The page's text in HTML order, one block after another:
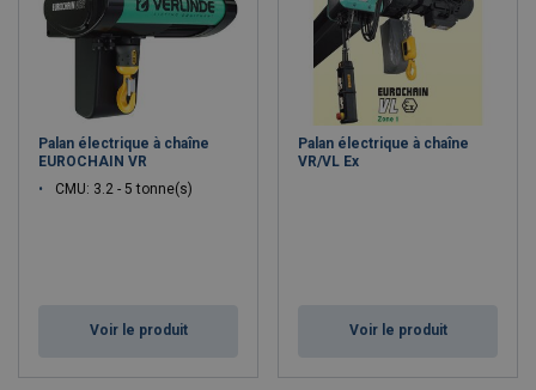
Palan électrique à chaîne
EUROCHAIN VR
CMU: 3.2 - 5 tonne(s)
Voir le produit
Palan électrique à chaîne
VR/VL Ex
Voir le produit